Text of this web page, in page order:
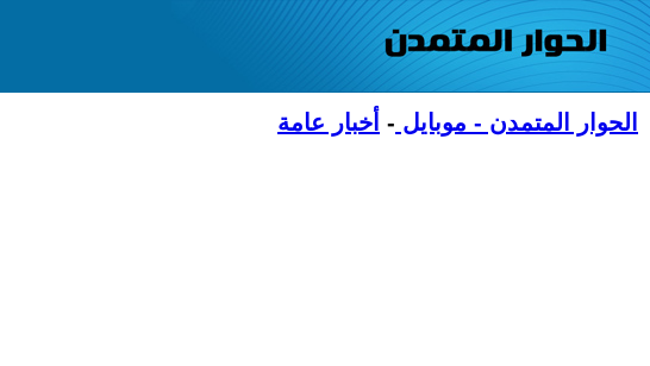
الحوار المتمدن - موبايل - أخبار عامة